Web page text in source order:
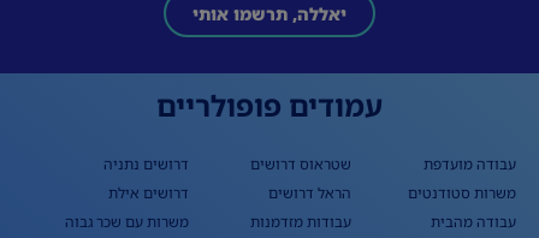
יאללה, תרשמו אותי
עמודים פופולריים
עבודה מועדפת
משרות סטודנטים
עבודה מהבית
שטראוס דרושים
הראל דרושים
עבודות מזדמנות
דרושים נתניה
דרושים אילת
משרות עם שכר גבוה